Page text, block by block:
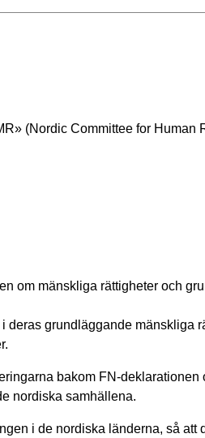
(Nordic Committee for Human
om mänskliga rättigheter och
grundläggande mänskliga
bakom FN-deklarationen
nordiska samhällena.
i de nordiska länderna, så att